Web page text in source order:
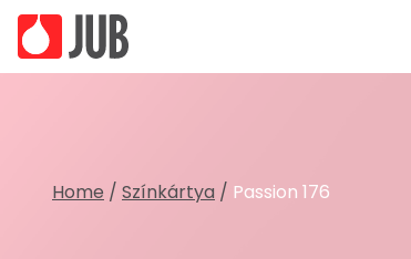
Home / Színkártya / Passion 176